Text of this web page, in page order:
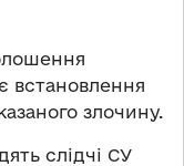
встановлення
злочину.
слідчі СУ